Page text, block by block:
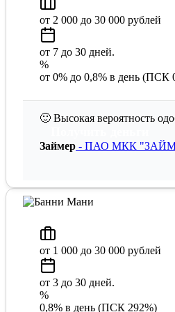
от 2 000 до 30 000 рублей
от 7 до 30 дней.
%
от 0% до 0,8% в день (ПСК
🙂 Высокая вероятность
Займер - ПАО МКК
от 1 000 до 30 000 рублей
от 3 до 30 дней.
%
0,8% в день (ПСК 292%)